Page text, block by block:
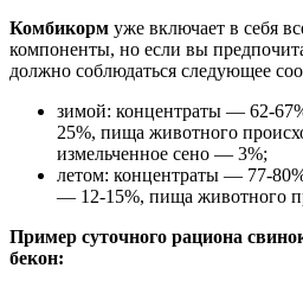
Комбикорм уже включает в себя
компоненты, но если вы
должно соблюдаться следующее
зимой: концентраты — 62-
25%, пища животного
измельченное сено — 3%;
летом: концентраты — 77-
— 12-15%, пища животного
Пример суточного рациона
бекон: